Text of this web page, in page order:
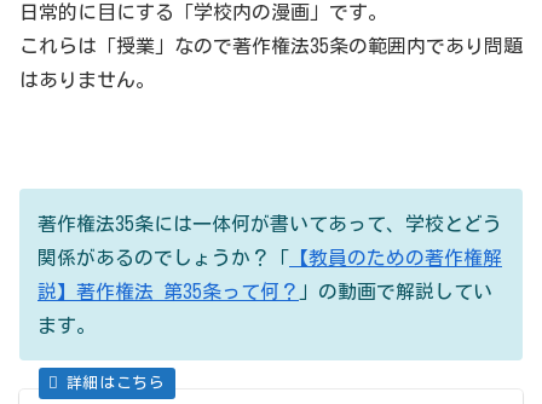
日常的に目にする「学校内の漫画」です。
これらは「授業」なので著作権法35条の範囲内であり問題
はありません。
著作権法35条には一体何が書いてあって、学校とどう
関係があるのでしょうか？「 【教員のための著作権解
説】著作権法 第35条って何？ 」の動画で解説してい
ます。